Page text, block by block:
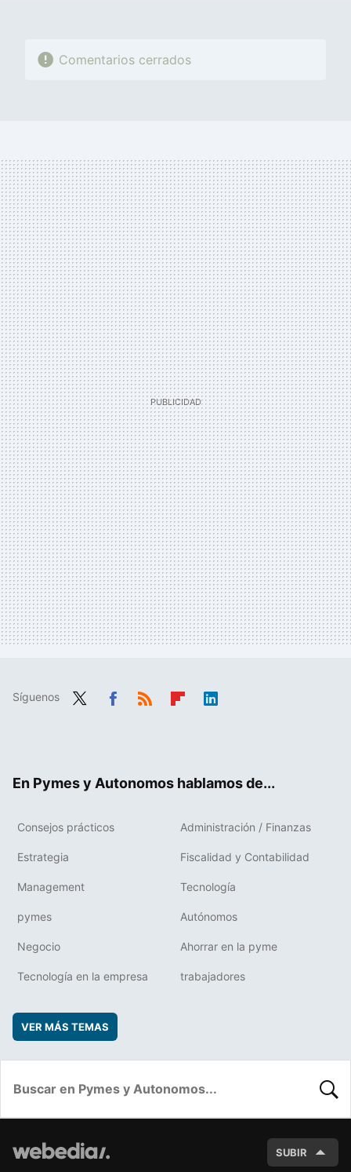
Comentarios cerrados
Síguenos
En Pymes y Autonomos hablamos de...
Consejos prácticos Administración / Finanzas
Estrategia Fiscalidad y Contabilidad
Management Tecnología
pymes Autónomos
Negocio Ahorrar en la pyme
Tecnología en la empresa trabajadores
VER MÁS TEMAS
SUBIR